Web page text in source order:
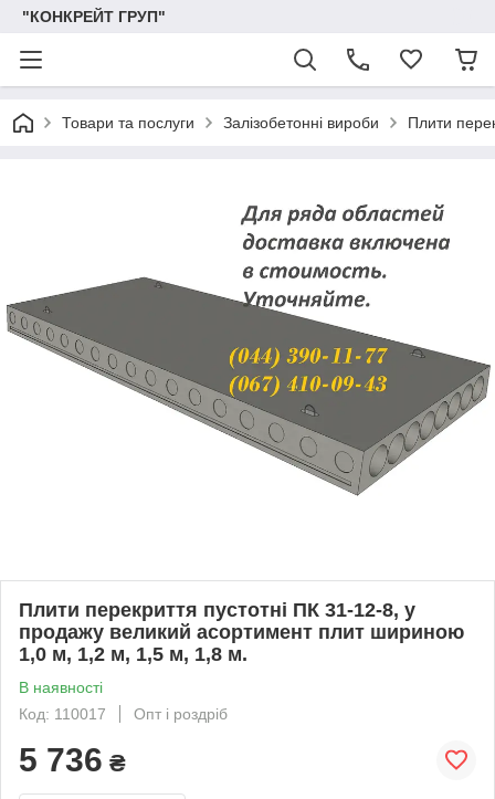
"КОНКРЕЙТ ГРУП"
Товари та послуги Залізобетонні вироби Плити
Плити перекриття пустотні ПК 31-12-8, у
продажу великий асортимент плит шириною
1,0 м, 1,2 м, 1,5 м, 1,8 м.
В наявності
Код: 110017
Опт і роздріб
5 736 ₴